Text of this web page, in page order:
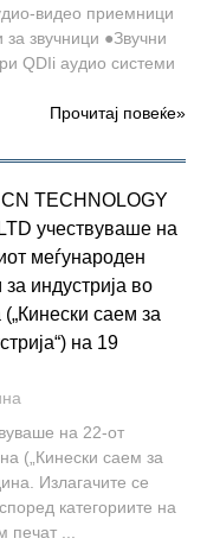
видео приемници
звучници ●Звучни
QDIi аудио системи
Прочитај повеќе»
TECHNOLOGY
учествуваше на
меѓународен
индустрија во
(„Кинески саем за
на 19
на 22-от
(„Кинески саем за
Излагачите се
категориите на
...